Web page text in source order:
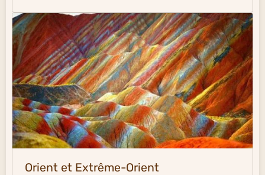
Orient et Extrême-Orient